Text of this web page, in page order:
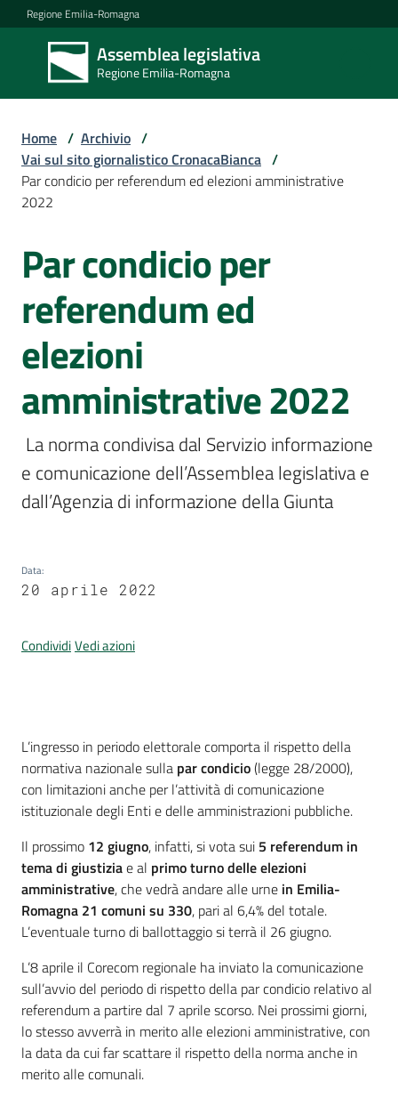
Vai al contenuto
Vai alla navigazione
Vai al footer
Regione Emilia-Romagna
Assemblea legislativa
Regione Emilia-Romagna
Assemblea
legislativa
Regione Emilia-
Assemblea
Attività
Per
media
Per
i
Home / Archivio /
Vai sul sito giornalistico CronacaBianca /
Par condicio per referendum ed elezioni amministrative
2022
Salta al contenuto
Par condicio per
referendum ed
elezioni
amministrative 2022
e comunicazione dell’Assemblea legislativa e
dall’Agenzia di informazione della Giunta
Data:
20 aprile 2022
CondividiVedi azioni
Introduzione
L’ingresso in periodo elettorale comporta il rispetto della
normativa nazionale sulla par condicio(legge 28/2000),
con limitazioni anche per l’attività di comunicazione
istituzionale degli Enti e delle amministrazioni pubbliche.
Il prossimo 12 giugno, infatti, si vota sui 5 referendum in
tema di giustiziae al primo turno delle elezioni
amministrative, che vedrà andare alle urne in Emilia-
Romagna 21 comuni su 330, pari al 6,4% del totale.
L’eventuale turno di ballottaggio si terrà il 26 giugno.
L’8 aprile il Corecom regionale ha inviato la comunicazione
sull’avvio del periodo di rispetto della par condicio relativo al
referendum a partire dal 7 aprile scorso. Nei prossimi giorni,
lo stesso avverrà in merito alle elezioni amministrative, con
la data da cui far scattare il rispetto della norma anche in
merito alle comunali.